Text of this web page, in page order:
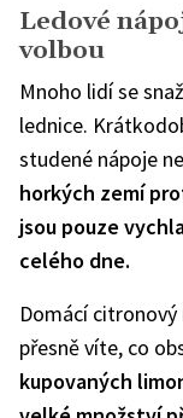
Ledové
volbou
Mnoho lidí se
lednice.
studené nápoje
horkých zemí
jsou pouze
celého dne.
Domácí
přesně víte, co
kupovaných